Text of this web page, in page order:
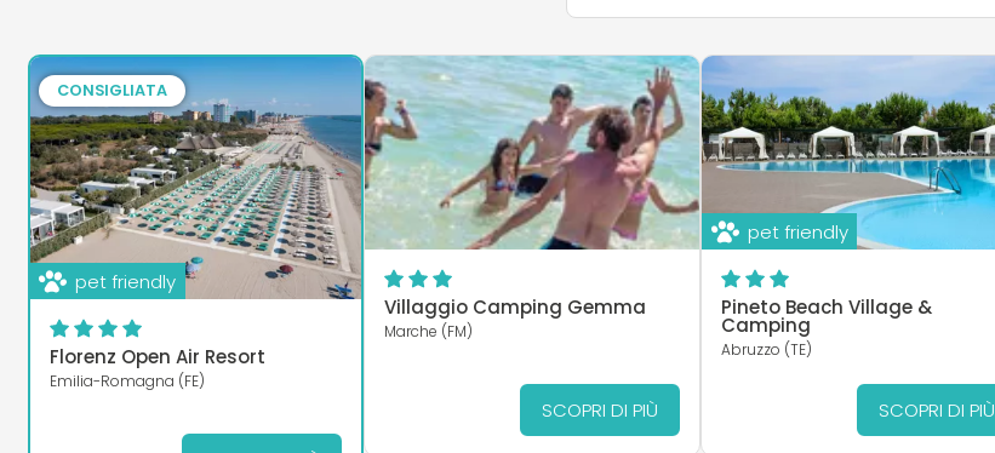
CONSIGLIATA
pet friendly
Florenz Open Air Resort
Emilia-Romagna (FE)
Villaggio Camping Gemma
Marche (FM)
SCOPRI DI PIÙ
pet friendly
Pineto Beach Village &
Camping
Abruzzo (TE)
SCOPRI DI PIÙ